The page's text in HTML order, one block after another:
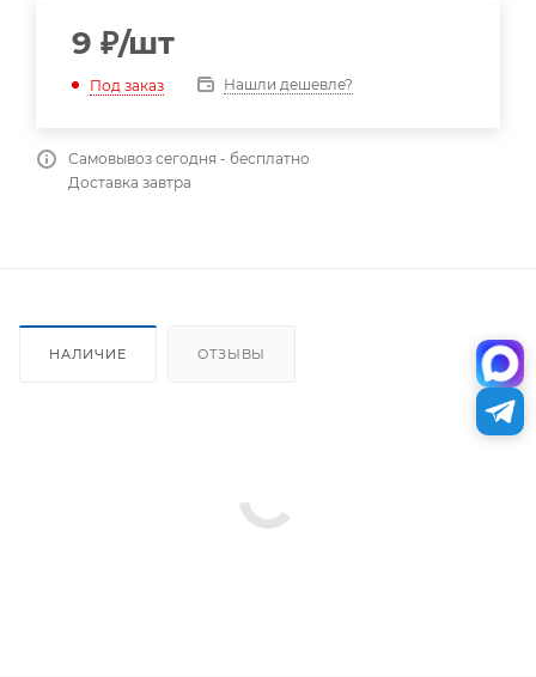
9 ₽/шт
Под заказ Нашли дешевле?
Самовывоз сегодня - бесплатно
Доставка завтра
НАЛИЧИЕ ОТЗЫВЫ